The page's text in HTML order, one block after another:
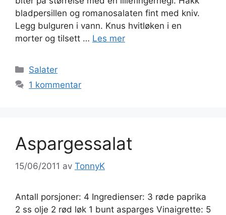
bladpersillen og romanosalaten fint med kniv.
Legg bulguren i vann. Knus hvitløken i en
morter og tilsett … Les mer
Kategorier
Salater
1 kommentar
Aspargessalat
15/06/2011 av TonnyK
Antall porsjoner: 4 Ingredienser: 3 røde paprika
2 ss olje 2 rød løk 1 bunt asparges Vinaigrette: 5